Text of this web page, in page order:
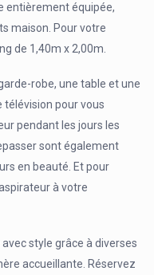
entièrement équipée,
maison. Pour votre
de 1,40m x 2,00m.
robe, une table et une
télévision pour vous
pendant les jours les
sont également
en beauté. Et pour
à votre
style grâce à diverses
accueillante. Réservez